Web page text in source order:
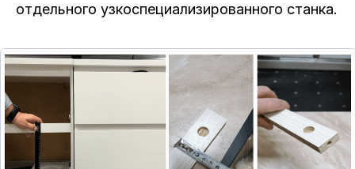
отдельного узкоспециализированного станка.